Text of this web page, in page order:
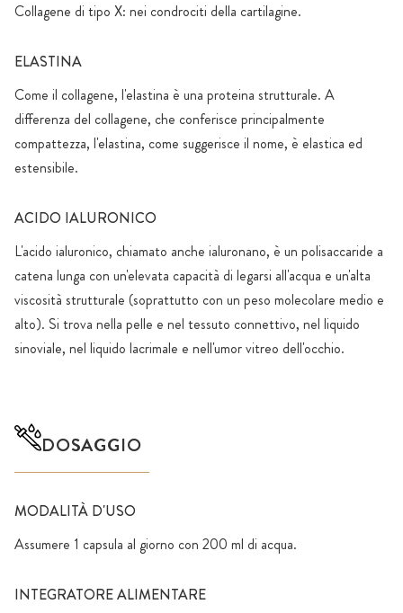
Collagene di tipo X: nei condrociti della cartilagine.
ELASTINA
Come il collagene, l'elastina è una proteina strutturale. A
differenza del collagene, che conferisce principalmente
compattezza, l'elastina, come suggerisce il nome, è elastica ed
estensibile.
ACIDO IALURONICO
L'acido ialuronico, chiamato anche ialuronano, è un polisaccaride a
catena lunga con un'elevata capacità di legarsi all'acqua e un'alta
viscosità strutturale (soprattutto con un peso molecolare medio e
alto). Si trova nella pelle e nel tessuto connettivo, nel liquido
sinoviale, nel liquido lacrimale e nell'umor vitreo dell'occhio.
DOSAGGIO
MODALITÀ D'USO
Assumere 1 capsula al giorno con 200 ml di acqua.
INTEGRATORE ALIMENTARE